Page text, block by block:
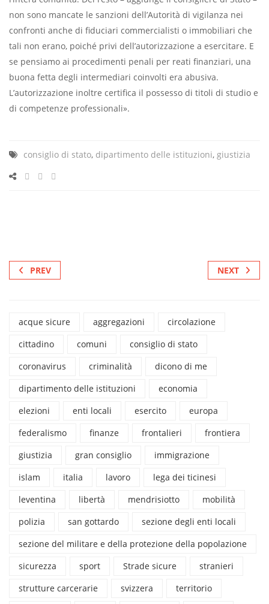
non sono mancate le sanzioni dell’Autorità di vigilanza nei
confronti anche di fiduciari commercialisti o immobiliari che
tali non erano, poiché privi dell’autorizzazione a esercitare. E
se pensiamo ai procedimenti penali per reati finanziari, una
buona fetta degli intermediari coinvolti era abusiva.
L’autorizzazione inoltre certifica il possesso di titoli di studio e
di competenze professionali».
consiglio di stato, dipartimento delle istituzioni, giustizia
PREV NEXT
acque sicure aggregazioni
circolazione
cittadino
comuni
consiglio di stato
coronavirus
criminalità
dicono di me
dipartimento delle istituzioni
economia
elezioni
enti locali esercito
europa
federalismo
finanze frontalieri
frontiera
giustizia
gran consiglio
immigrazione
islam
italia lavoro
lega dei ticinesi
leventina
libertà mendrisiotto
mobilità
polizia
san gottardo
sezione degli enti locali
sezione del militare e della protezione della popolazione
sicurezza
sport Strade sicure
stranieri
strutture carcerarie
svizzera
territorio